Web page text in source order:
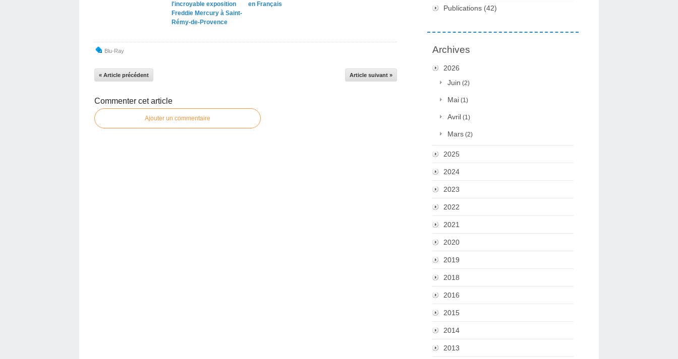
l'incroyable exposition
Freddie Mercury à Saint-
Rémy-de-Provence
en Français
Blu-Ray
« Article précédent Article suivant »
Commenter cet article
Ajouter un commentaire
Publications (42)
Archives
2026
Juin (2)
Mai (1)
Avril (1)
Mars (2)
2025
2024
2023
2022
2021
2020
2019
2018
2016
2015
2014
2013